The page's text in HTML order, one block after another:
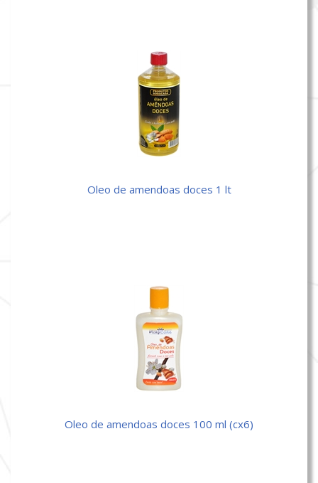
oleo de amendoas doces 1 lt
oleo de amendoas doces 100 ml (cx6)